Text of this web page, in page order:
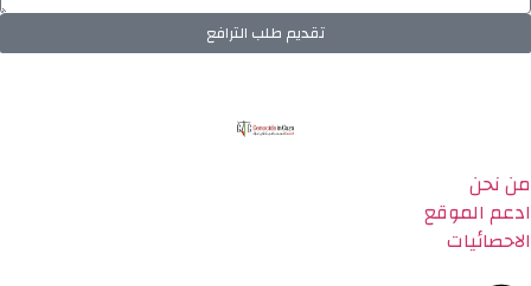
تقديم طلب الترافع
من نحن
ادعم الموقع
الاحصائيات